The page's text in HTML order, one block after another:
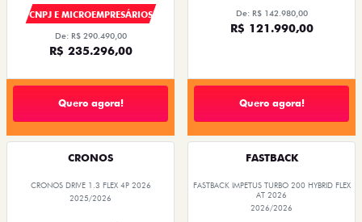
CNPJ E MICROEMPRESÁRIOS
De: R$ 290.490,00
R$ 235.296,00
Quero agora!
De: R$ 142.980,00
R$ 121.990,00
Quero agora!
CRONOS
CRONOS DRIVE 1.3 FLEX 4P 2026
2025/2026
FASTBACK
FASTBACK IMPETUS TURBO 200 HYBRID FLEX
AT 2026
2026/2026